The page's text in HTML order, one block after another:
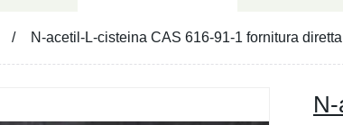
N-acetil-L-cisteina CAS 616-91-1 fornitura